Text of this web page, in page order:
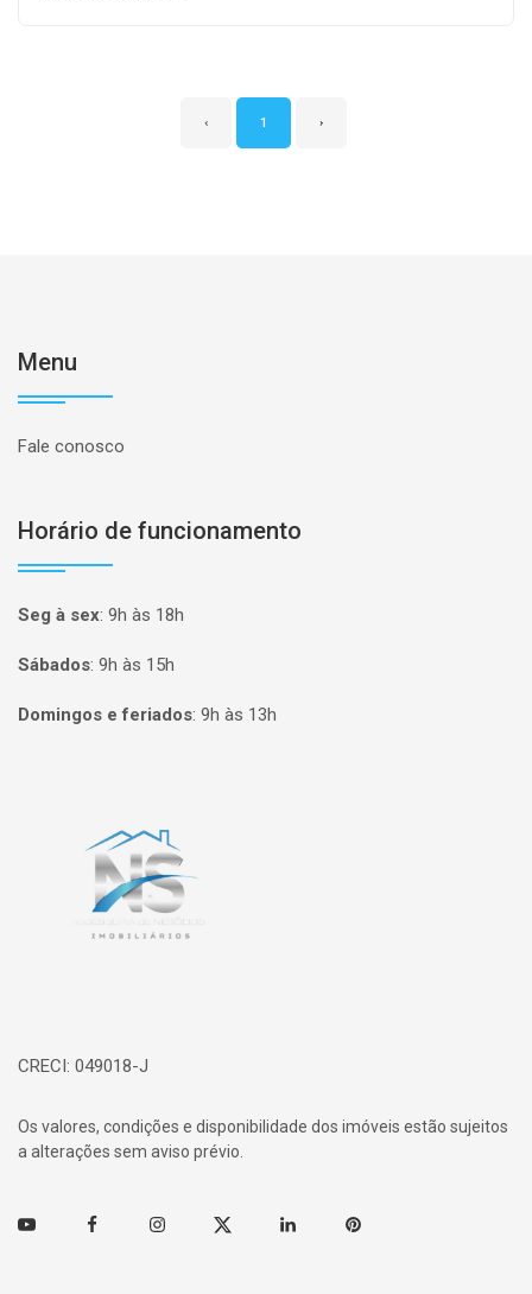
‹ 1 ›
Menu
Fale conosco
Horário de funcionamento
Seg à sex: 9h às 18h
Sábados: 9h às 15h
Domingos e feriados: 9h às 13h
CRECI: 049018-J
Os valores, condições e disponibilidade dos imóveis estão sujeitos
a alterações sem aviso prévio.
Youtube FacebookInstagramTwitter Linkedin Pinterest